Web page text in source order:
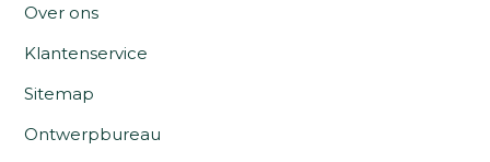
Over ons
Klantenservice
Sitemap
Ontwerpbureau